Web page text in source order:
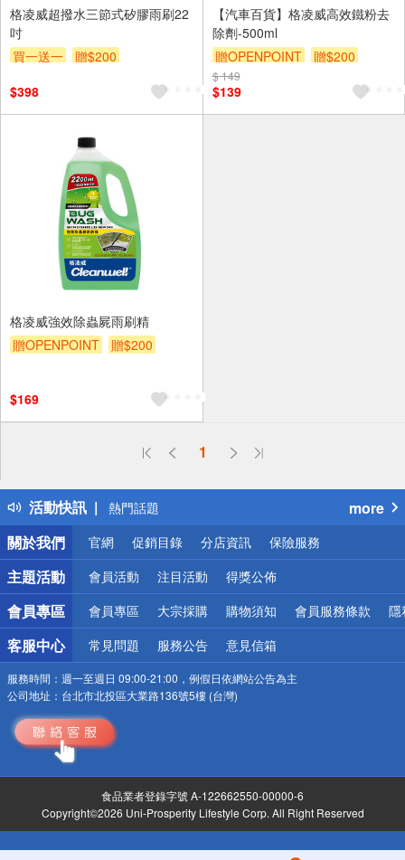
格凌威超撥水三節式矽膠雨刷22
吋
買一送一
贈$200
$398
【汽車百貨】格凌威高效鐵粉去
除劑-500ml
贈OPENPOINT
贈$200
$ 149
$139
格凌威強效除蟲屍雨刷精
贈OPENPOINT
贈$200
$169
1
活動快訊
偏遠地區配送
得獎公告
熱門話題
銀行優惠
偏遠地區配送
詐騙網頁！請小心！
more
關於我們
官網 促銷目錄 分店資訊 保險服務
主題活動 會員活動 注目活動 得獎公佈
會員專區 會員專區 大宗採購 購物須知 會員服務條款 隱
客服中心 常見問題 服務公告 意見信箱
服務時間： 週一至週日 09:00-21:00，例假日依網站公告為主
公司地址： 台北市北投區大業路136號5樓 (台灣)
食品業者登錄字號 A-122662550-00000-6
Copyright©2026 Uni-Prosperity Lifestyle Corp. All Right Reserved